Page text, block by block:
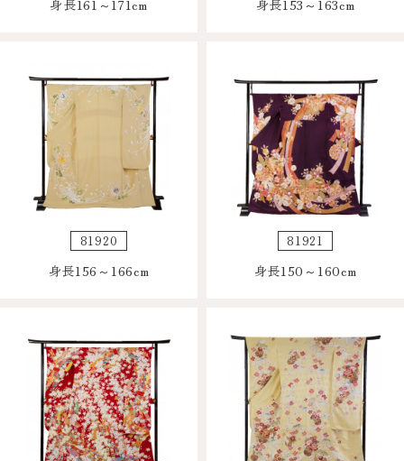
身長161～171cm 身長153～163cm
81920
身長156～166cm
81921
身長150～160cm